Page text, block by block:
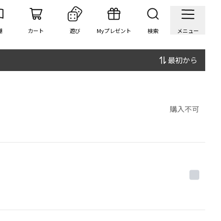
カート 遊び Myプレゼント 検索 メニュー
最初から
購入不可